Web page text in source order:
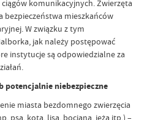
komunikacyjnych. Zwierzęta
bezpieczeństwa mieszkańców
W związku z tym
jak należy postępować
instytucje są odpowiedzialne za
potencjalnie niebezpieczne
miasta bezdomnego zwierzęcia
psa, kota, lisa, bociana, jeża itp.) –